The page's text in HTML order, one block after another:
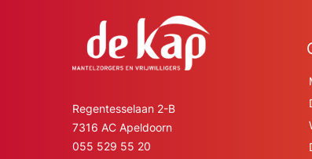
Regentesselaan 2-B
7316 AC Apeldoorn
055 529 55 20